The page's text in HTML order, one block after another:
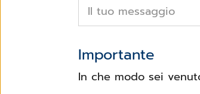
Il tuo messaggio
Importante
In che modo sei